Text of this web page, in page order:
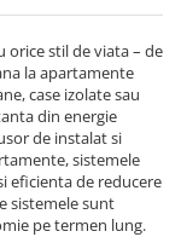
orice stil de viata – de
la apartamente
case izolate sau
din energie
de instalat si
sistemele
eficienta de reducere
sistemele sunt
pe termen lung.